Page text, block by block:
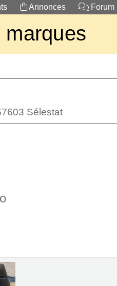
Annonces Forum
marques
Sélestat